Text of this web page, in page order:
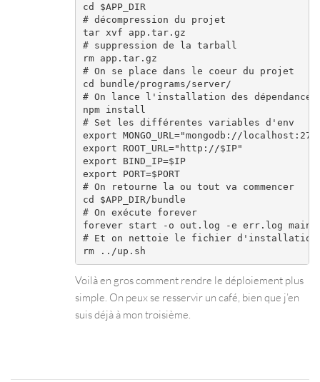
cd $APP_DIR
# décompression du projet
tar xvf app.tar.gz
# suppression de la tarball
rm app.tar.gz
# On se place dans le coeur du projet
cd bundle/programs/server/
# On lance l'installation des dépendances
npm install
# Set les différentes variables d'env
export MONGO_URL="mongodb://
export ROOT_URL="http://$IP"
export BIND_IP=$IP
export PORT=$PORT
# On retourne la ou tout va commencer
cd $APP_DIR/bundle
# On exécute forever
forever start -o out.log -e err.log
# Et on nettoie le fichier d'installation
Voilà en gros comment rendre le déploiement plus
simple. On peux se resservir un café, bien que j’en
suis déjà à mon troisième.